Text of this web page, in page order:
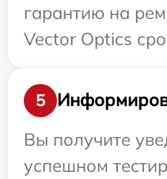
гарантию на
Vector Optics
5
Вы получите
успешном